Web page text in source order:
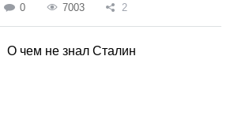
0 7003 2
О чем не знал Сталин